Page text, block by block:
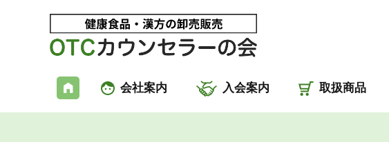
会社案内 入会案内 取扱商品